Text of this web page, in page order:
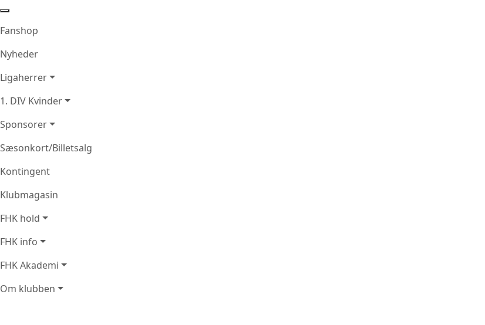
Fanshop
Nyheder
Ligaherrer
1. DIV Kvinder
Sponsorer
Sæsonkort/Billetsalg
Kontingent
Klubmagasin
FHK hold
FHK info
FHK Akademi
Om klubben